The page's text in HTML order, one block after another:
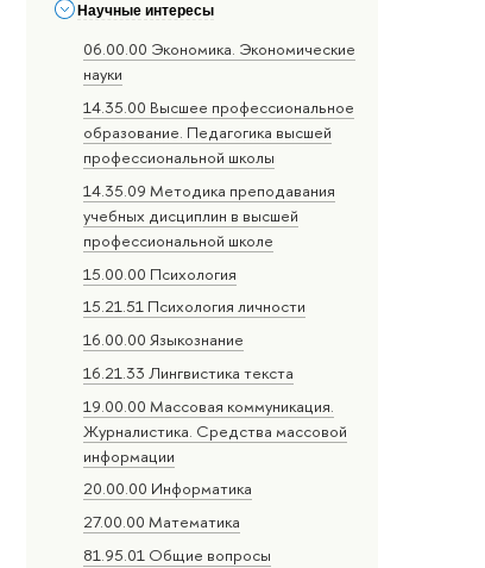
Научные интересы
06.00.00 Экономика. Экономические
науки
14.35.00 Высшее профессиональное
образование. Педагогика высшей
профессиональной школы
14.35.09 Методика преподавания
учебных дисциплин в высшей
профессиональной школе
15.00.00 Психология
15.21.51 Психология личности
16.00.00 Языкознание
16.21.33 Лингвистика текста
19.00.00 Массовая коммуникация.
Журналистика. Средства массовой
информации
20.00.00 Информатика
27.00.00 Математика
81.95.01 Общие вопросы